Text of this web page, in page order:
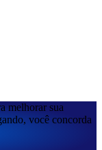
melhorar sua
você concorda